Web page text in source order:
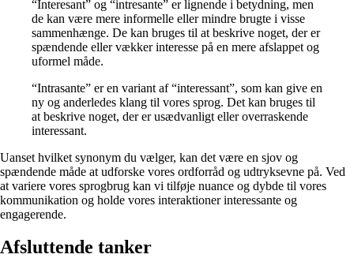
“Interesant” og “intresante” er lignende i betydning, men
de kan være mere informelle eller mindre brugte i visse
sammenhænge. De kan bruges til at beskrive noget, der er
spændende eller vækker interesse på en mere afslappet og
uformel måde.
“Intrasante” er en variant af “interessant”, som kan give en
ny og anderledes klang til vores sprog. Det kan bruges til
at beskrive noget, der er usædvanligt eller overraskende
interessant.
Uanset hvilket synonym du vælger, kan det være en sjov og
spændende måde at udforske vores ordforråd og udtryksevne på. Ved
at variere vores sprogbrug kan vi tilføje nuance og dybde til vores
kommunikation og holde vores interaktioner interessante og
engagerende.
Afsluttende tanker